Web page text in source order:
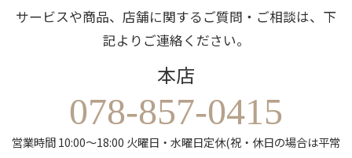
サービスや商品、店舗に関するご質問・ご相談は、下
記よりご連絡ください。
本店
078-857-0415
営業時間 10:00～18:00 火曜日・水曜日定休(祝・休日の場合は平常